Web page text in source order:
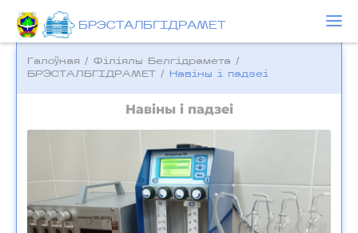
БРЭСТАЛБГІДРАМЕТ
Галоўная / Фiлiялы Белгiдрамета /
БРЭСТАЛБГІДРАМЕТ / Навіны і падзеі
Навіны і падзеі